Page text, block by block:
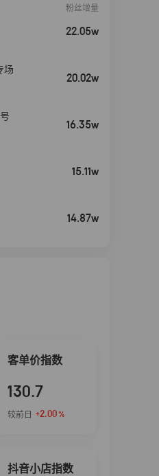
粉丝增量
22.05w
场
20.02w
16.35w
15.11w
14.87w
客单价指数
130.7
较前日 +2.00%
抖音小店指数